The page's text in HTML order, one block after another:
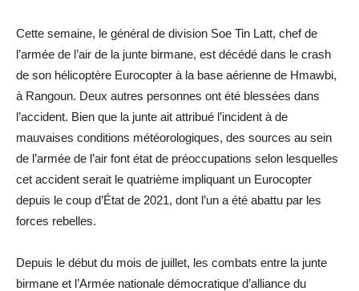
Cette semaine, le général de division Soe Tin Latt, chef de
l’armée de l’air de la junte birmane, est décédé dans le crash
de son hélicoptère Eurocopter à la base aérienne de Hmawbi,
à Rangoun. Deux autres personnes ont été blessées dans
l’accident. Bien que la junte ait attribué l’incident à de
mauvaises conditions météorologiques, des sources au sein
de l’armée de l’air font état de préoccupations selon lesquelles
cet accident serait le quatrième impliquant un Eurocopter
depuis le coup d’État de 2021, dont l’un a été abattu par les
forces rebelles.
Depuis le début du mois de juillet, les combats entre la junte
birmane et l’Armée nationale démocratique d’alliance du